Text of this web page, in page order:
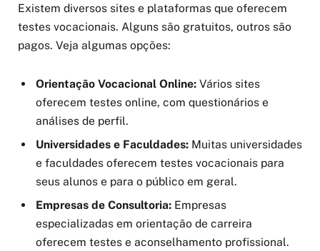
Existem diversos sites e plataformas que oferecem
testes vocacionais. Alguns são gratuitos, outros são
pagos. Veja algumas opções:
Orientação Vocacional Online: Vários sites
oferecem testes online, com questionários e
análises de perfil.
Universidades e Faculdades: Muitas universidades
e faculdades oferecem testes vocacionais para
seus alunos e para o público em geral.
Empresas de Consultoria: Empresas
especializadas em orientação de carreira
oferecem testes e aconselhamento profissional.